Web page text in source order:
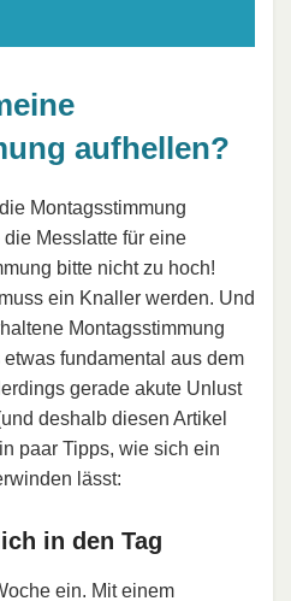
aufhellen?
Montagsstimmung
Messlatte für eine
bitte nicht zu hoch!
ein Knaller werden. Und
Montagsstimmung
fundamental aus dem
gerade akute Unlust
deshalb diesen Artikel
paar Tipps, wie sich ein
lässt:
in den Tag
ein. Mit einem